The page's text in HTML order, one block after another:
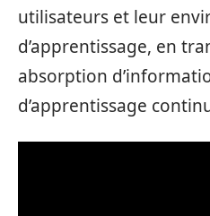
utilisateurs et leur
d’apprentissage, en
absorption
d’apprentissage